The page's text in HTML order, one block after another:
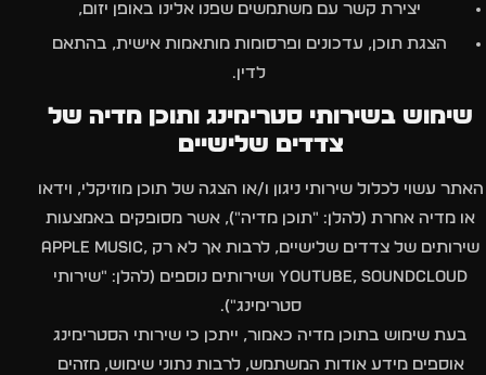
יצירת קשר עם משתמשים שפנו אלינו באופן יזום,
הצגת תוכן, עדכונים ופרסומות מותאמות אישית, בהתאם
לדין.
שימוש בשירותי סטרימינג ותוכן מדיה של
צדדים שלישיים
האתר עשוי לכלול שירותי ניגון ו/או הצגה של תוכן מוזיקלי, וידאו
או מדיה אחרת (להלן: "תוכן מדיה"), אשר מסופקים באמצעות
שירותים של צדדים שלישיים, לרבות אך לא רק Apple Music,
YouTube, SoundCloud ושירותים נוספים (להלן: "שירותי
סטרימינג").
בעת שימוש בתוכן מדיה כאמור, ייתכן כי שירותי הסטרימינג
אוספים מידע אודות המשתמש, לרבות נתוני שימוש, מזהים